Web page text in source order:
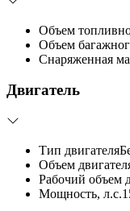
Объем
Объем
Снаряженная
Двигатель
Тип двигателя
Объем
Рабочий объем
Мощность, л.с.